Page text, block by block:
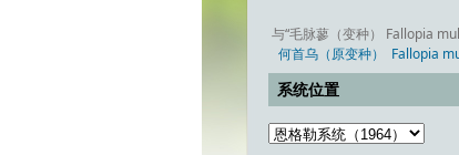
与“毛脉蓼（变种） Fallopia
何首乌（原变种） Fallopia
系统位置